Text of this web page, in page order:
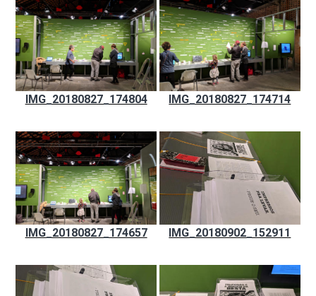
IMG_20180827_174804 IMG_20180827_174714
IMG_20180827_174657 IMG_20180902_152911